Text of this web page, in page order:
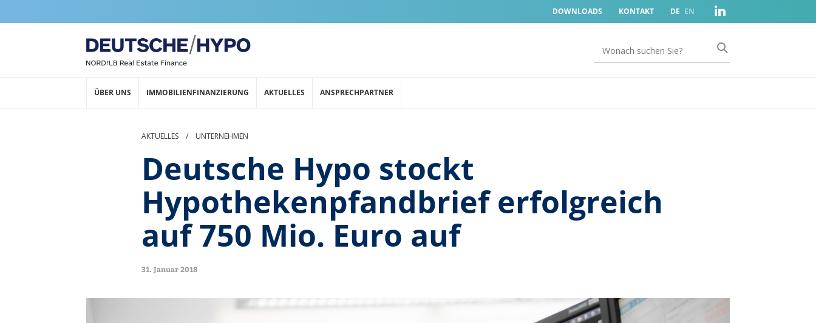
DOWNLOADS KONTAKT DE EN
ÜBER UNS IMMOBILIENFINANZIERUNG AKTUELLES ANSPRECHPARTNER
AKTUELLES / UNTERNEHMEN
Deutsche Hypo stockt
Hypothekenpfandbrief erfolgreich
auf 750 Mio. Euro auf
31. Januar 2018